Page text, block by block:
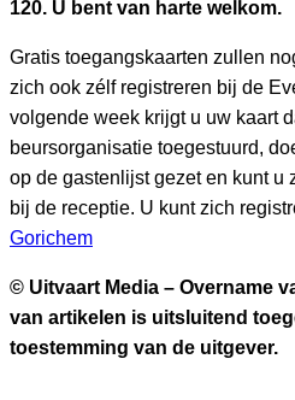
120. U bent van harte welkom.
Gratis toegangskaarten zullen
zich ook zélf registreren bij de
volgende week krijgt u uw kaart
beursorganisatie toegestuurd,
op de gastenlijst gezet en kunt u
bij de receptie. U kunt zich
Gorichem
© Uitvaart Media – Overname
van artikelen is uitsluitend
toestemming van de uitgever.